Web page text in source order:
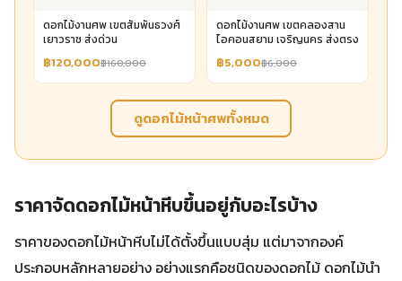
ดอกไม้งานศพ เขตสัมพันธวงศ์
เยาวราช ส่งด่วน
฿120,000฿160,000
ดอกไม้งานศพ เขตคลองสาน
ไอคอนสยาม เจริญนคร ส่งตรง
฿5,000฿6,000
ดูดอกไม้หน้าศพทั้งหมด
ราคาจัดดอกไม้หน้าหีบขึ้นอยู่กับอะไรบ้าง
ราคาของดอกไม้หน้าหีบไม่ได้ตั้งขึ้นแบบสุ่ม แต่มาจากองค์
ประกอบหลักหลายอย่าง อย่างแรกคือชนิดของดอกไม้ ดอกไม้นำ